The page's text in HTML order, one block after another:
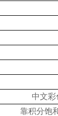
中文彩
靠积分饱